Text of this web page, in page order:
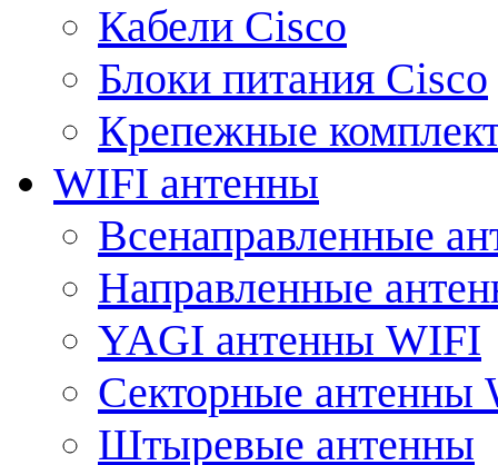
Кабели Cisco
Блоки питания Cisco
Крепежные
WIFI антенны
Всенаправленные
Направленные
YAGI антенны WIFI
Секторные антенны
Штыревые антенны